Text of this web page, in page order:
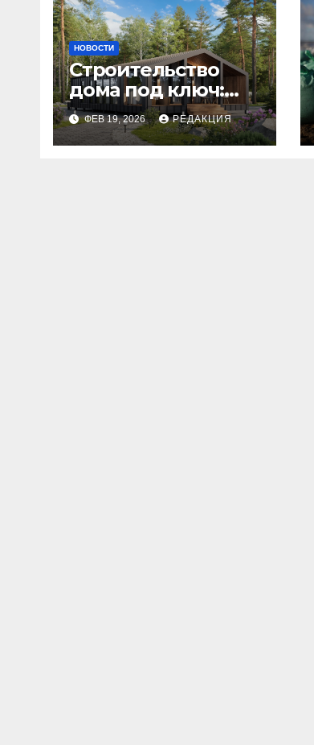
НОВОСТИ
Строительство
дома под ключ:
этапы и
планирование
бюджета
ФЕВ 19, 2026 РЕДАКЦИЯ